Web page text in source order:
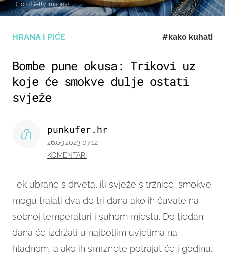
HRANA I PIĆE #kako kuhati
Bombe pune okusa: Trikovi uz
koje će smokve dulje ostati
svježe
Tek ubrane s drveta, ili svježe s tržnice, smokve
mogu trajati dva do tri dana ako ih čuvate na
sobnoj temperaturi i suhom mjestu. Do tjedan
dana će izdržati u najboljim uvjetima na
hladnom, a ako ih smrznete potrajat će i godinu.
punkufer.hr
26.09.2023 07:12
KOMENTARI
(Foto:Getty Images)